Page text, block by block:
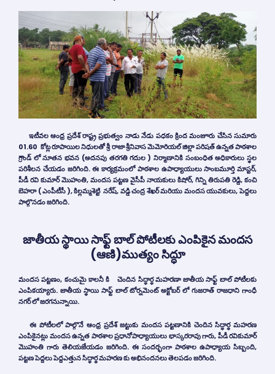
ఇటీవల ఆంధ్ర ప్రదేశ్ రాష్ట్ర ప్రభుత్వం నాడు నేడు పధకం క్రింద మంజూరు చేసిన సుమారు
01.60 కోట్లరూపాయిలనిధులతోశ్రీ రాజా శ్రీనివాస మెమోరియల్ జిల్లా పరిషత్ ఉన్నత పాఠశాల
గ్రౌండ్లో నూతన భవన (అదనపు తరగతి గదుల ) నిర్మాణానికి సంబంధిత అధికారులు స్థల
పరిశీలన చేయడం జరిగింది. ఈ కార్యక్రమంలో పాఠశాల ఉపాధ్యాయులు సాంబమూర్తి మాస్టర్,
పీడీ రవి కుమార్ మొహంతి, మందస పట్టణ వైసీపీ నాయకులు కిషోర్, గిన్ని తిరుపతి రెడ్డి, కంచి
బెహరా ( ఎంపీటీసీ ), కిల్లమ్మశెట్టి నరేష్, వడ్డి చంద్ర శేఖర్ మరియు మందస యువకులు, పెద్దలు
పాల్గొనడం జరిగింది.
జాతీయ స్థాయి సాఫ్ట్ బాల్ పోటీలకు ఎంపికైన మందస
(ఆణి)ముత్యం సిద్ధూ
మందస పట్టణం, కంచుమై కాలనీ కి చెందిన సిద్ధార్ధ మహరణాజాతీయ సాఫ్ట్ బాల్ పోటీలకు
ఎంపికయ్యారు. జాతీయ స్థాయి సాఫ్ట్ బాల్ టోర్నమెంట్ అక్టోబర్ లోగుజరాత్ రాజధాని గాంధీ
నగర్లో జరగనున్నాయి.
ఈ పోటీలలో పాల్గొనే ఆంధ్ర ప్రదేశ్ జట్టుకు మందస పట్టణానికి చెందిన సిద్ధార్ధ మహరణ
ఎంపికైనట్లు మందస ఉన్నత పాఠశాల ప్రధానోపాధ్యాయులు భాస్కరరావు గారు, పీడీ రవికుమార్
మొహంతి గారు తెలియజేయడం జరిగింది. ఈ సందర్భంగా పాఠశాల ఉపాధ్యాయ సిబ్బంది,
పట్టణ పెద్దలు పెద్దఎత్తున సిద్ధార్ధ మహరణ కు అభినందనలు తెలపడం జరిగింది.